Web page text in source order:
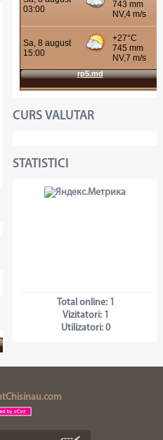
CURS VALUTAR
STATISTICI
Total online: 1
Vizitatori: 1
Utilizatori:0